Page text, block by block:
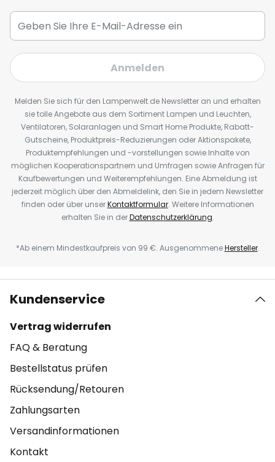
Anmelden
Melden Sie sich für den Lampenwelt.de Newsletter an und erhalten
sie tolle Angebote aus dem Sortiment Lampen und Leuchten,
Ventilatoren, Solaranlagen und Smart Home Produkte, Rabatt-
Gutscheine, Produktpreis-Reduzierungen oder Aktionspakete,
Produktempfehlungen und -vorstellungen sowie Inhalte von
möglichen Kooperationspartnern und Umfragen sowie Anfragen für
Kaufbewertungen und Weiterempfehlungen. Eine Abmeldung ist
jederzeit möglich über den Abmeldelink, den Sie in jedem Newsletter
finden oder über unserKontaktformular. Weitere Informationen
erhalten Sie in derDatenschutzerklärung.
*Ab einem Mindestkaufpreis von 99 €. AusgenommeneHersteller.
Kundenservice
Vertrag widerrufen
FAQ & Beratung
Bestellstatus prüfen
Rücksendung/Retouren
Zahlungsarten
Versandinformationen
Kontakt